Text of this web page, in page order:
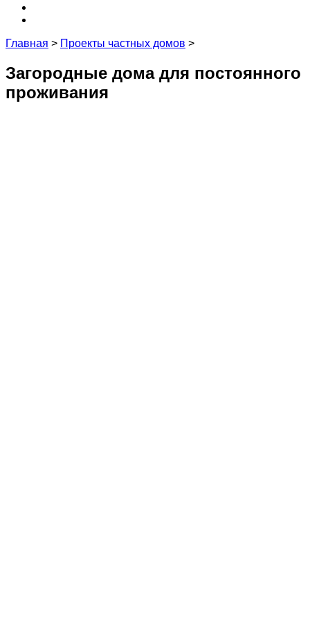
Главная > Проекты частных домов >
Загородные дома для постоянного
проживания